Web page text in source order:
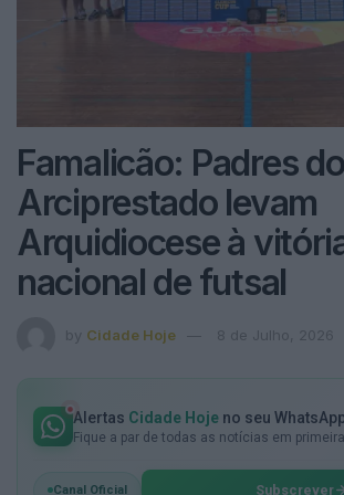
Famalicão: Padres do
Arciprestado levam
Arquidiocese à
nacional de futsal
by Cidade Hoje 8 de Julho, 2026
Alertas Cidade Hoje no seu
Fique a par de todas as notícias em
Canal Oficial Subscrever